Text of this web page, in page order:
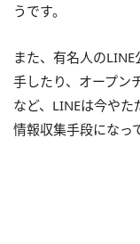
うです。
また、有名人の
手したり、オープン
など、LINEは今や
情報収集手段になっ